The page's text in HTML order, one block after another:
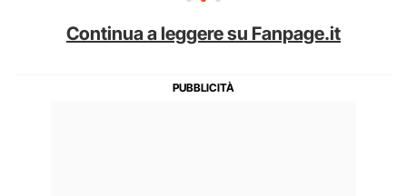
Continua a leggere su Fanpage.it